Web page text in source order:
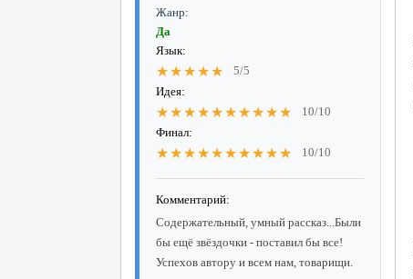
Жанр:
Да
Язык:
★★★★★
5/5
Идея:
★★★★★★★★★★
10/10
Финал:
★★★★★★★★★★ 10/10
Комментарий:
Содержательный, умный рассказ...Были
бы ещё звёздочки - поставил бы все!
Успехов автору и всем нам, товарищи.